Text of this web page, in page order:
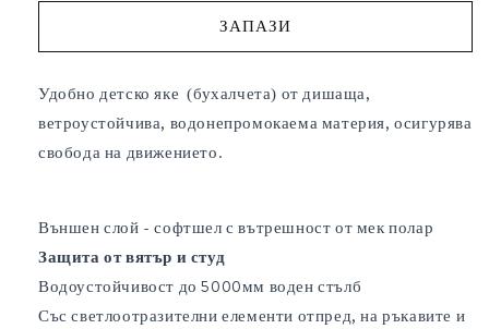
ЗАПАЗИ
Удобно детско яке (бухалчета) от дишаща,
ветроустойчива, водонепромокаема материя, осигурява
свобода на движението.
Външен слой - софтшел с вътрешност от мек полар
Защита от вятър и студ
Водоустойчивост до 5000мм воден стълб
Със светлоотразителни елементи отпред, на ръкавите и